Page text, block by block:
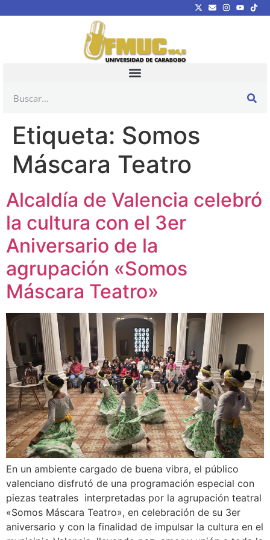
Etiqueta: Somos
Máscara Teatro
Alcaldía de Valencia celebró
la cultura con el 3er
Aniversario de la
agrupación «Somos
Máscara Teatro»
En un ambiente cargado de buena vibra, el público
valenciano disfrutó de una programación especial con
piezas teatrales interpretadas por la agrupación teatral
«Somos Máscara Teatro», en celebración de su 3er
aniversario y con la finalidad de impulsar la cultura en el